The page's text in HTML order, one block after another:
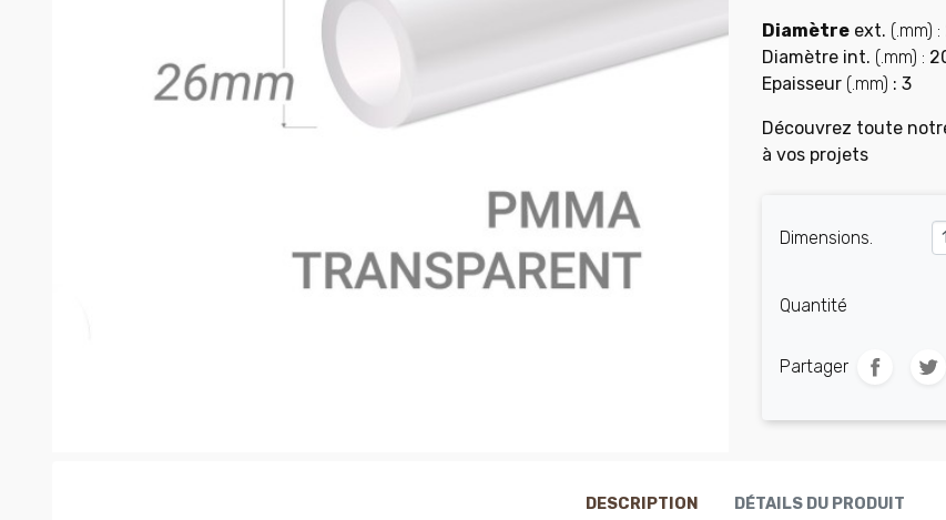
Diamètre ext. (.mm) :
Diamètre int. (.mm) :
Epaisseur (.mm) : 3
Découvrez toute
à vos projets
Dimensions.
Quantité
Partager
DESCRIPTION DÉTAILS DU PRODUIT